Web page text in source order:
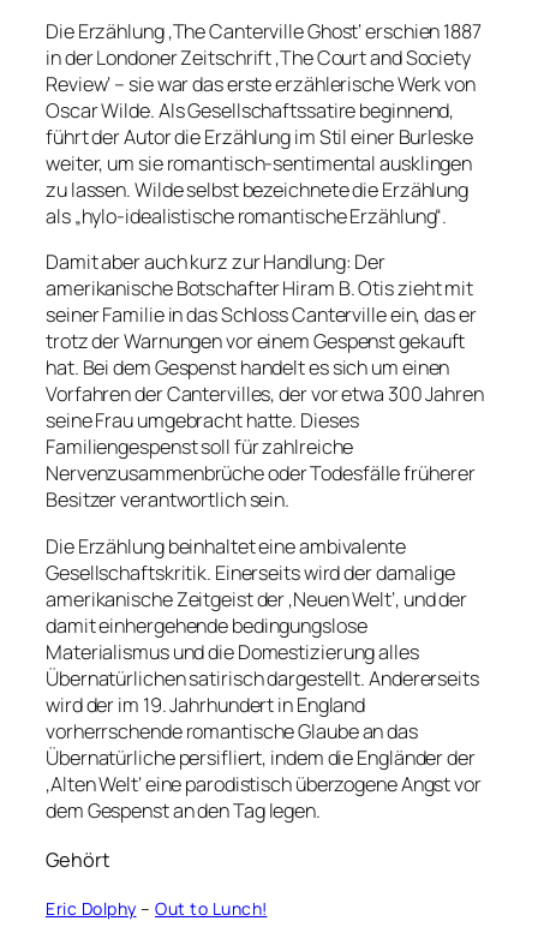
Die Erzählung ‚The Canterville Ghost‘ erschien 1887
in der Londoner Zeitschrift ‚The Court and Society
Review‘ – sie war das erste erzählerische Werk von
Oscar Wilde. Als Gesellschaftssatire beginnend,
führt der Autor die Erzählung im Stil einer Burleske
weiter, um sie romantisch-sentimental ausklingen
zu lassen. Wilde selbst bezeichnete die Erzählung
als „hylo-idealistische romantische Erzählung“.
Damit aber auch kurz zur Handlung: Der
amerikanische Botschafter Hiram B. Otis zieht mit
seiner Familie in das Schloss Canterville ein, das er
trotz der Warnungen vor einem Gespenst gekauft
hat. Bei dem Gespenst handelt es sich um einen
Vorfahren der Cantervilles, der vor etwa 300 Jahren
seine Frau umgebracht hatte. Dieses
Familiengespenst soll für zahlreiche
Nervenzusammenbrüche oder Todesfälle früherer
Besitzer verantwortlich sein.
Die Erzählung beinhaltet eine ambivalente
Gesellschaftskritik. Einerseits wird der damalige
amerikanische Zeitgeist der ‚Neuen Welt‘, und der
damit einhergehende bedingungslose
Materialismus und die Domestizierung alles
Übernatürlichen satirisch dargestellt. Andererseits
wird der im 19. Jahrhundert in England
vorherrschende romantische Glaube an das
Übernatürliche persifliert, indem die Engländer der
‚Alten Welt‘ eine parodistisch überzogene Angst vor
dem Gespenst an den Tag legen.
Gehört
Eric Dolphy – Out to Lunch!